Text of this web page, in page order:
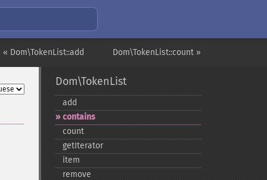
Dom\TokenList::count »
« Dom\TokenList::add
Dom\TokenList
add
contains
count
getIterator
item
remove